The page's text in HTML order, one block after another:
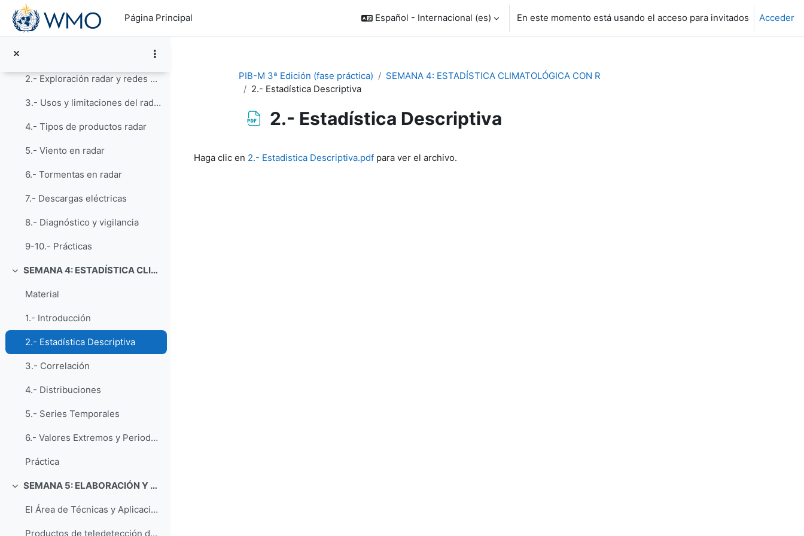
Salta al contenido principal
Página Principal
Español - Internacional ‎(es)‎ En este momento está usando el acceso para invitados Acceder
2.- Exploración radar y redes de radares
3.- Usos y limitaciones del radar
4.- Tipos de productos radar
5.- Viento en radar
6.- Tormentas en radar
7.- Descargas eléctricas
8.- Diagnóstico y vigilancia
9-10.- Prácticas
Colapsar SEMANA 4: ESTADÍSTICA CLIMATOLÓGICA CON R
Material
1.- Introducción
2.- Estadística Descriptiva
3.- Correlación
4.- Distribuciones
5.- Series Temporales
6.- Valores Extremos y Periodos de Retorno
Práctica
Colapsar SEMANA 5: ELABORACIÓN Y PRESENTACION DE INFORMES DE CASOS ESTUDIO
El Área de Técnicas y Aplicaciones de Predicción
Productos de teledetección del ATAP
PIB-M 3ª Edición (fase práctica)
SEMANA 4: ESTADÍSTICA CLIMATOLÓGICA CON R
2.- Estadística Descriptiva
2.- Estadística Descriptiva
Haga clic en 2.- Estadistica Descriptiva.pdf para ver el archivo.